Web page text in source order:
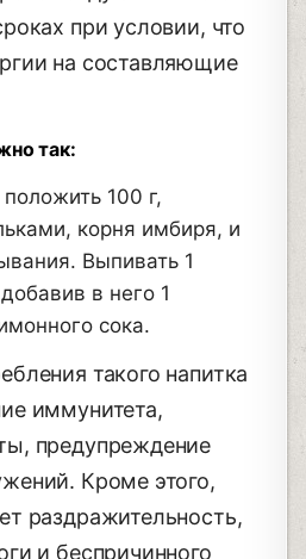
при условии, что
на составляющие
так:
100 г,
корня имбиря, и
Выпивать 1
в него 1
сока.
такого напитка
иммунитета,
предупреждение
Кроме этого,
раздражительность,
и беспричинного